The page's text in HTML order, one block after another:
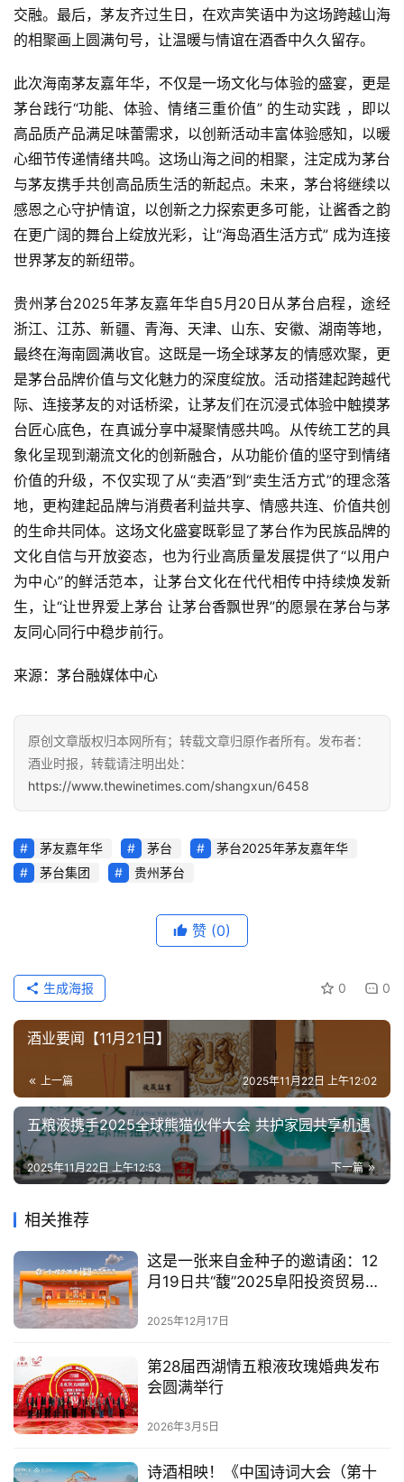
交融。最后，茅友齐过生日，在欢声笑语中为这场跨越山海
的相聚画上圆满句号，让温暖与情谊在酒香中久久留存。
此次海南茅友嘉年华，不仅是一场文化与体验的盛宴，更是
茅台践行“功能、体验、情绪三重价值” 的生动实践 ，即以
高品质产品满足味蕾需求，以创新活动丰富体验感知，以暖
心细节传递情绪共鸣。这场山海之间的相聚，注定成为茅台
与茅友携手共创高品质生活的新起点。未来，茅台将继续以
感恩之心守护情谊，以创新之力探索更多可能，让酱香之韵
在更广阔的舞台上绽放光彩，让“海岛酒生活方式” 成为连接
世界茅友的新纽带。
贵州茅台2025年茅友嘉年华自5月20日从茅台启程，途经
浙江、江苏、新疆、青海、天津、山东、安徽、湖南等地，
最终在海南圆满收官。这既是一场全球茅友的情感欢聚，更
是茅台品牌价值与文化魅力的深度绽放。活动搭建起跨越代
际、连接茅友的对话桥梁，让茅友们在沉浸式体验中触摸茅
台匠心底色，在真诚分享中凝聚情感共鸣。从传统工艺的具
象化呈现到潮流文化的创新融合，从功能价值的坚守到情绪
价值的升级，不仅实现了从“卖酒”到“卖生活方式”的理念落
地，更构建起品牌与消费者利益共享、情感共连、价值共创
的生命共同体。这场文化盛宴既彰显了茅台作为民族品牌的
文化自信与开放姿态，也为行业高质量发展提供了“以用户
为中心”的鲜活范本，让茅台文化在代代相传中持续焕发新
生，让“让世界爱上茅台 让茅台香飘世界”的愿景在茅台与茅
友同心同行中稳步前行。
来源：茅台融媒体中心
原创文章版权归本网所有；转载文章归原作者所有。发布者：
酒业时报，转载请注明出处：
https://www.thewinetimes.com/shangxun/6458
茅友嘉年华 茅台
茅台2025年茅友嘉年华
茅台集团
贵州茅台
赞 (0)
0 0
生成海报
酒业要闻【11月21日】
上一篇 2025年11月22日 上午12:02
五粮液携手2025全球熊猫伙伴大会 共护家园共享机遇
下一篇
2025年11月22日 上午12:53
相关推荐
这是一张来自金种子的邀请函：12
月19日共“馥”2025阜阳投资贸易洽
2025年12月17日
第28届西湖情五粮液玫瑰婚典发布
会圆满举行
2026年3月5日
诗酒相映！《中国诗词大会（第十